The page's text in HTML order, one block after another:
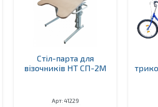
Стіл-парта для
візочників НТ СП-2М
Арт: 41229